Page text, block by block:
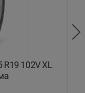
102V XL